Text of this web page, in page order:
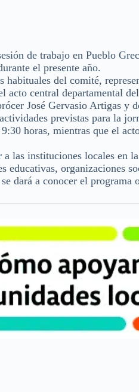
de trabajo en Pueblo
el presente año.
del comité,
acto central departamental
José Gervasio Artigas y
previstas para la
horas, mientras que el
las instituciones locales en
educativas, organizaciones
dará a conocer el programa